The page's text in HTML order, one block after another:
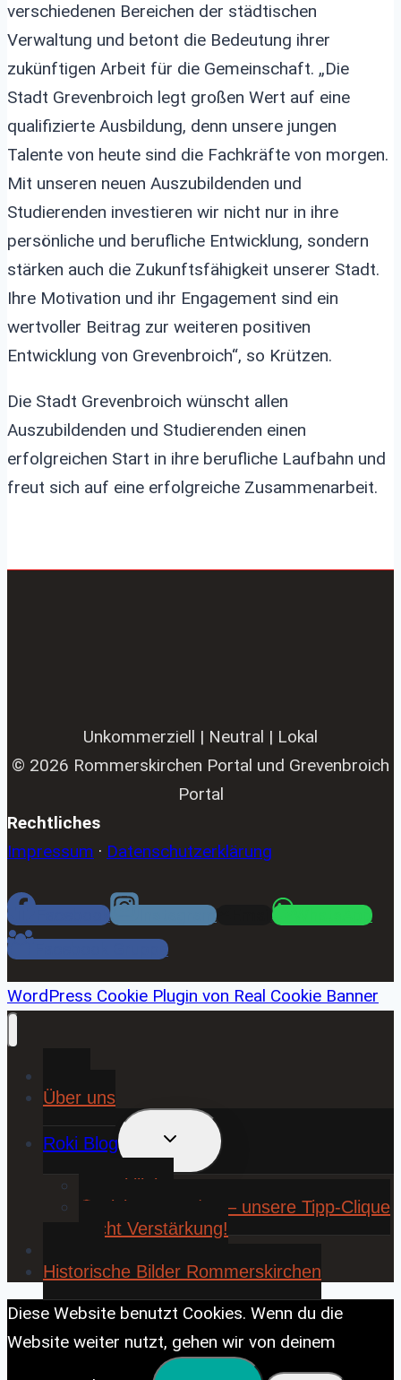
verschiedenen Bereichen der städtischen
Verwaltung und betont die Bedeutung ihrer
zukünftigen Arbeit für die Gemeinschaft. „Die
Stadt Grevenbroich legt großen Wert auf eine
qualifizierte Ausbildung, denn unsere jungen
Talente von heute sind die Fachkräfte von morgen.
Mit unseren neuen Auszubildenden und
Studierenden investieren wir nicht nur in ihre
persönliche und berufliche Entwicklung, sondern
stärken auch die Zukunftsfähigkeit unserer Stadt.
Ihre Motivation und ihr Engagement sind ein
wertvoller Beitrag zur weiteren positiven
Entwicklung von Grevenbroich“, so Krützen.
Die Stadt Grevenbroich wünscht allen
Auszubildenden und Studierenden einen
erfolgreichen Start in ihre berufliche Laufbahn und
freut sich auf eine erfolgreiche Zusammenarbeit.
Unkommerziell | Neutral | Lokal
© 2026 Rommerskirchen Portal und Grevenbroich
Portal
Rechtliches
Impressum · Datenschutzerklärung
Facebook Instagram
WhatsApp
Facebook Gruppe
WordPress Cookie Plugin von Real Cookie Banner
Über uns
Roki Blog
UNTERMENÜ
UMSCHALTEN
❤️ Rokiliebe
⚽ KickStart 25/26 – unsere Tipp-Clique
sucht Verstärkung!
Historische Bilder Rommerskirchen
Diese Website benutzt Cookies. Wenn du die
Website weiter nutzt, gehen wir von deinem